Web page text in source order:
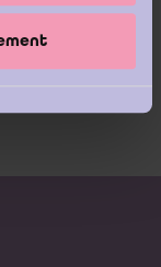
te raadplegen.